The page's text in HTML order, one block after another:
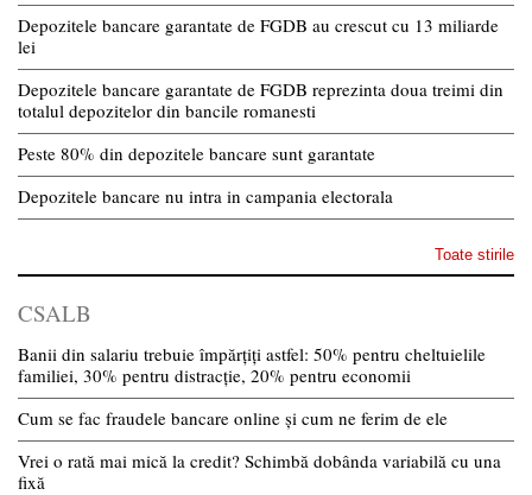
Depozitele bancare garantate de FGDB au crescut cu 13 miliarde
lei
Depozitele bancare garantate de FGDB reprezinta doua treimi din
totalul depozitelor din bancile romanesti
Peste 80% din depozitele bancare sunt garantate
Depozitele bancare nu intra in campania electorala
Toate stirile
CSALB
Banii din salariu trebuie împărțiți astfel: 50% pentru cheltuielile
familiei, 30% pentru distracție, 20% pentru economii
Cum se fac fraudele bancare online și cum ne ferim de ele
Vrei o rată mai mică la credit? Schimbă dobânda variabilă cu una
fixă